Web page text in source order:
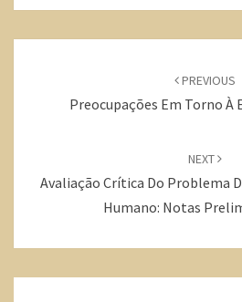
PREVIOUS
Preocupações Em Torno À
NEXT
Avaliação Crítica Do Problema
Humano: Notas